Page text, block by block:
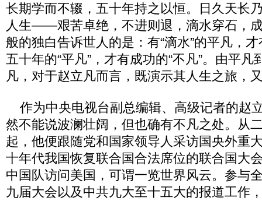
长期学而不辍，五十年持之以恒。日久天长
人生——艰苦卓绝，不进则退，滴水穿石，
般的独白告诉世人的是：有“滴水”的平凡，才
五十年的“平凡”，才有成功的“不凡”。由平
凡，对于赵立凡而言，既演示其人生之旅，
作为中央电视台副总编辑、高级记者的赵
然不能说波澜壮阔，但也确有不凡之处。从
起，他便跟随党和国家领导人采访国央外重
十年代我国恢复联合国合法席位的联合国大
中国队访问美国，可谓一览世界风云。参与
九届大会以及中共九大至十五大的报道工作